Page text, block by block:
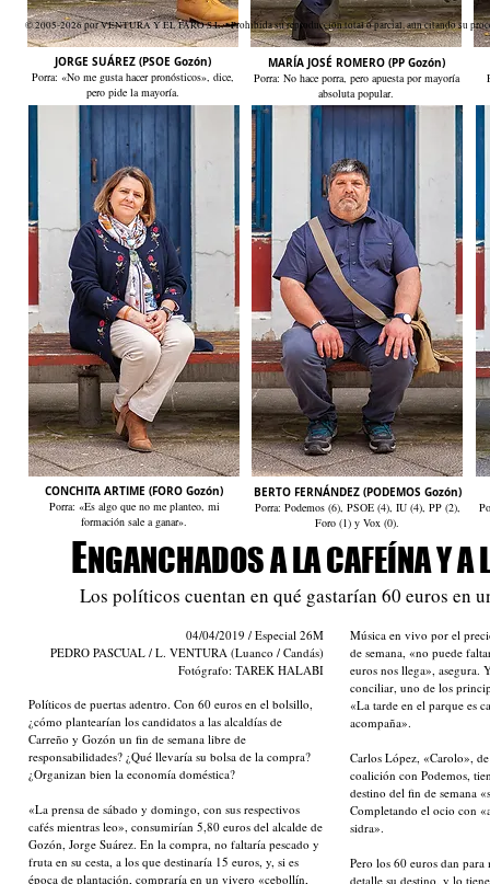
MARÍA JOSÉ ROMERO (PP Gozón)
Porra: No hace porra, pero apuesta por mayoría
absoluta popular.
JORGE SUÁREZ (PSOE Gozón)
Porra: «No me gusta hacer pronósticos», dice,
pero pide la mayoría.
CONCHITA ARTIME (FORO Gozón)
Porra: «Es algo que no me planteo, mi
formación sale a ganar».
BERTO FERNÁNDEZ (PODEMOS Gozón)
Porra: Podemos (6), PSOE (4), IU (4), PP (2),
Foro (1) y Vox (0).
ENGANCHADOS A LA CAFEÍNA Y A
Los políticos cuentan en qué gastarían 60 euros en
04/04/2019 / Especial 26M
PEDRO PASCUAL / L. VENTURA (Luanco / Candás)
Fotógrafo: TAREK HALABI
Políticos de puertas adentro. Con 60 euros en el bolsillo,
¿cómo plantearían los candidatos a las alcaldías de
Carreño y Gozón un fin de semana libre de
responsabilidades? ¿Qué llevaría su bolsa de la compra?
¿Organizan bien la economía doméstica?
«La prensa de sábado y domingo, con sus respectivos
cafés mientras leo», consumirían 5,80 euros del alcalde de
Gozón, Jorge Suárez. En la compra, no faltaría pescado y
fruta en su cesta, a los que destinaría 15 euros, y, si es
época de plantación, compraría en un vivero «cebollín,
Música en vivo por el
de semana, «no puede
euros nos llega», asegura.
conciliar, uno de los
«La tarde en el parque es
acompaña».
Carlos López, «Carolo»,
coalición con Podemos,
destino del fin de semana
Completando el ocio con
sidra».
Pero los 60 euros dan
detalle su destino, y lo
© 2005-2026 por VENTURA Y EL FARO S.L. • Prohibida su reproducción total o parcial, aún citando su